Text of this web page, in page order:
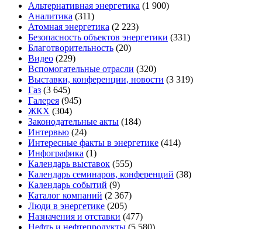
Альтернативная энергетика (1 900)
Аналитика (311)
Атомная энергетика (2 223)
Безопасность объектов энергетики (331)
Благотворительность (20)
Видео (229)
Вспомогательные отрасли (320)
Выставки, конференции, новости (3 319)
Газ (3 645)
Галерея (945)
ЖКХ (304)
Законодательные акты (184)
Интервью (24)
Интересные факты в энергетике (414)
Инфографика (1)
Календарь выставок (555)
Календарь семинаров, конференций (38)
Календарь событий (9)
Каталог компаний (2 367)
Люди в энергетике (205)
Назначения и отставки (477)